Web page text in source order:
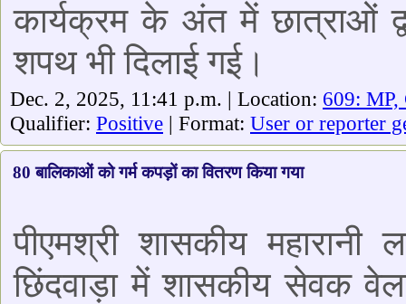
कार्यक्रम के अंत में छात्राओं
शपथ भी दिलाई गई।
Dec. 2, 2025, 11:41 p.m. | Location: 609: MP,
Qualifier: Positive | Format: User or reporter
80 बालिकाओं को गर्म कपड़ों का वितरण किया गया
पीएमश्री शासकीय महारानी
छिंदवाड़ा में शासकीय सेवक